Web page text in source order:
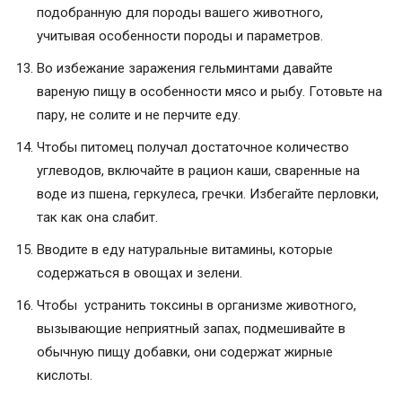
подобранную для породы вашего животного,
учитывая особенности породы и параметров.
Во избежание заражения гельминтами давайте
вареную пищу в особенности мясо и рыбу. Готовьте на
пару, не солите и не перчите еду.
Чтобы питомец получал достаточное количество
углеводов, включайте в рацион каши, сваренные на
воде из пшена, геркулеса, гречки. Избегайте перловки,
так как она слабит.
Вводите в еду натуральные витамины, которые
содержаться в овощах и зелени.
Чтобы устранить токсины в организме животного,
вызывающие неприятный запах, подмешивайте в
обычную пищу добавки, они содержат жирные
кислоты.